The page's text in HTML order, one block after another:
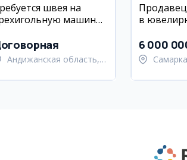
швея на
машинку
Андижанская область,
в
6 000